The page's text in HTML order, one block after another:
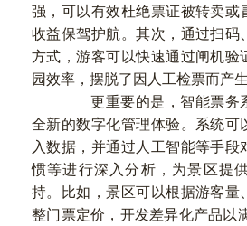
强，可以有效杜绝票证被转卖或
收益保驾护航。其次，通过扫码
方式，游客可以快速通过闸机验
园效率，摆脱了因人工检票而产
更重要的是，智能票务
全新的数字化管理体验。系统可
入数据，并通过人工智能等手段
惯等进行深入分析，为景区提
持。比如，景区可以根据游客量
整门票定价，开发差异化产品以